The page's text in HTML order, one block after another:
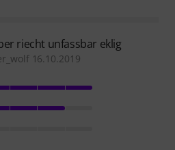
riecht unfassbar eklig
16.10.2019